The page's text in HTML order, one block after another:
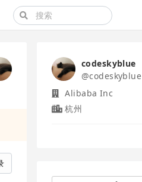
codeskyblue
@codeskyblue
Alibaba Inc
杭州